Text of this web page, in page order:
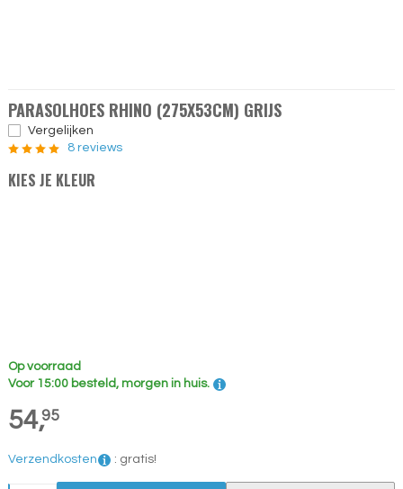
PARASOLHOES RHINO (275X53CM) GRIJS
Vergelijken
8 reviews
KIES JE KLEUR
Op voorraad
Voor 15:00 besteld, morgen in huis.
54,95
Verzendkosten : gratis!